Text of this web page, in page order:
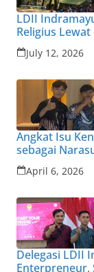
LDII
Religius
July 12, 2026
Angkat Isu
sebagai
April 6, 2026
Delegasi LDII
Enterpreneur,